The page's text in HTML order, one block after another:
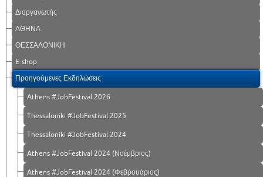
Διοργανωτής
ΑΘΗΝΑ
ΘΕΣΣΑΛΟΝΙΚΗ
E-shop
Προηγούμενες Εκδηλώσεις
Athens #JobFestival 2026
Thessaloniki #JobFestival 2025
Thessaloniki #JobFestival 2024
Athens #JobFestival 2024 (Νοέμβριος)
Athens #JobFestival 2024 (Φεβρουάριος)